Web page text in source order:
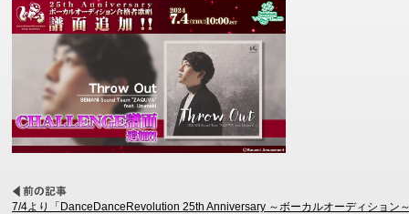
7/4より「DanceDanceRevolution 25th Anniversary ～ボーカルオーディション